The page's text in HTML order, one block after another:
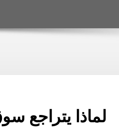
لماذا يتراجع